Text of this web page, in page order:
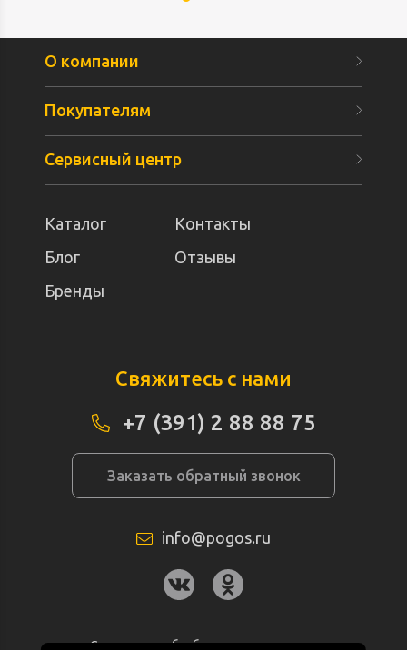
О компании
Покупателям
Сервисный центр
Каталог
Контакты
Блог
Отзывы
Бренды
Свяжитесь с нами
+7 (391) 2 88 88 75
Заказать обратный звонок
info@pogos.ru
Согласие на обработку персональных